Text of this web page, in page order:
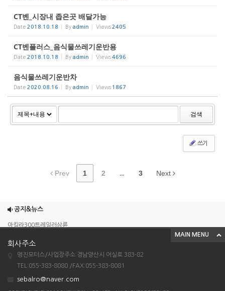
CT벤_시장내 좁은곳 배달가능
Date 2018.10.18 By admin Views2405
CT벤플러스_음식물쓰레기운반용
Date 2018.10.18 By admin Views4696
음식물쓰레기운반차
Date 2020.08.16 By admin Views 1867
검색
쓰기
Prev 1 2 ... 3 Next
공지&뉴스
엠보이 125cc삼륜
아킬라300트레일러삼륜
시티밴승용배달용
조이맥스125cc삼륜
엠보이 125cc삼륜
MAIN MENU
회사주소
명진모터스/사업장주소:경남양산시 어실로 383-82
TEL:055-383-8080 /FAX:055-383-8081
sebalro@naver.com